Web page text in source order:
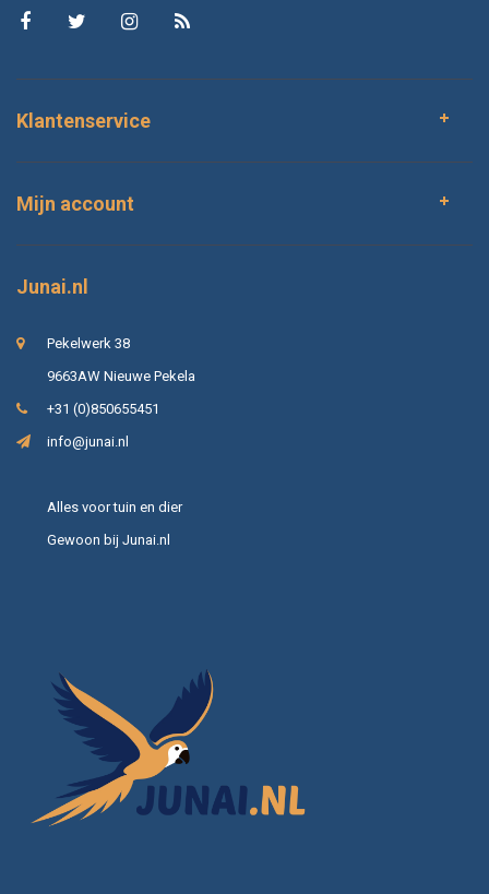
Klantenservice
Mijn account
Junai.nl
Pekelwerk 38
9663AW Nieuwe Pekela
+31 (0)850655451
info@junai.nl
Alles voor tuin en dier
Gewoon bij Junai.nl